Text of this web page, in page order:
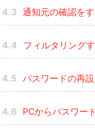
4.3 通知元の確認を
4.4 フィルタリング
4.5 パスワードの再
4.6 PCからパスワー